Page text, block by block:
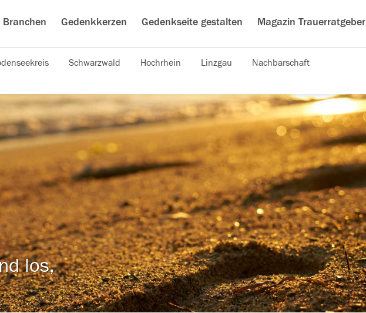
Branchen Gedenkkerzen Gedenkseite gestalten Magazin Trauerratgeber
Schwarzwald Hochrhein Linzgau Nachbarschaft
los,